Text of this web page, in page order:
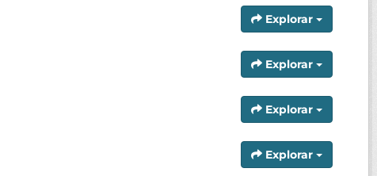
Explorar
Explorar
Explorar
Explorar